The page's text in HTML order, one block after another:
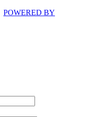
POWERED BY